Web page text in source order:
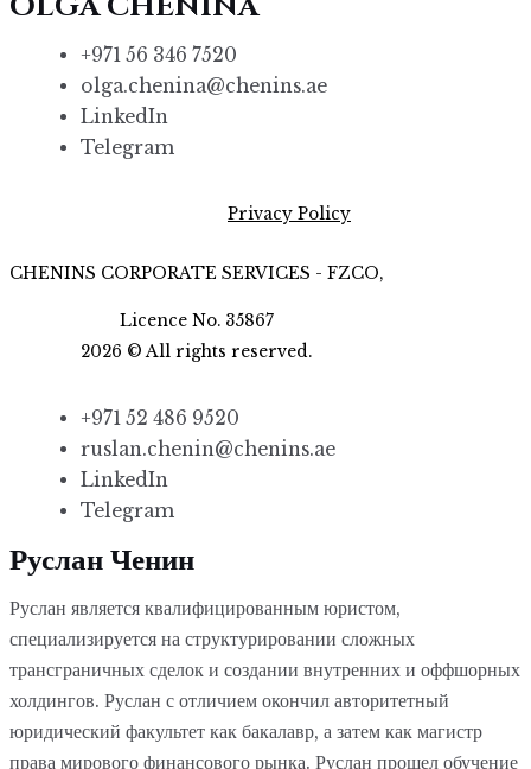
+971 56 346 7520
olga.chenina@chenins.ae
LinkedIn
Telegram
Privacy Policy
CHENINS CORPORATE SERVICES - FZCO,
Licence No. 35867
2026 ©All rights reserved.
+971 52 486 9520
ruslan.chenin@chenins.ae
LinkedIn
Telegram
Руслан Ченин
Руслан является квалифицированным юристом,
специализируется на структурировании сложных
трансграничных сделок и создании внутренних и оффшорных
холдингов. Руслан с отличием окончил авторитетный
юридический факультет как бакалавр, а затем как магистр
права мирового финансового рынка. Руслан прошел обучение